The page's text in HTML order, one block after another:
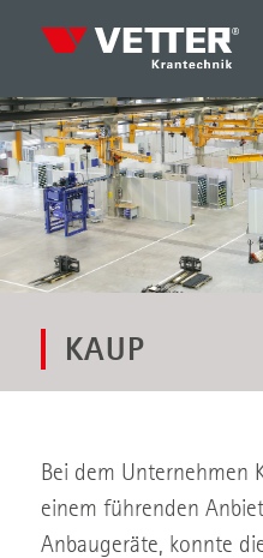
KAUP
Bei dem Unternehmen
einem führenden
Anbaugeräte, konnte